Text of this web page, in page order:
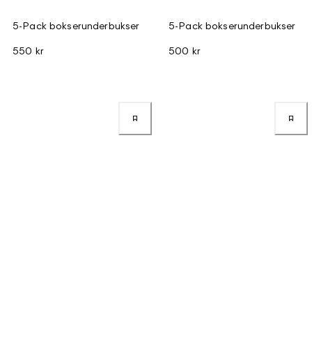
5-Pack bokserunderbukser
550 kr
5-Pack bokserunderbukser
500 kr